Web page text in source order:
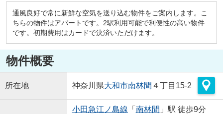
通風良好で常に新鮮な空気を送り込む物件をご案内します。こ
ちらの物件はアパートです。2駅利用可能で利便性の高い物件
です。初期費用はカードで決済いただけます。
物件概要
所在地 神奈川県大和市南林間 ４丁目15-2
小田急江ノ島線 「 南林間 」駅 徒歩9分